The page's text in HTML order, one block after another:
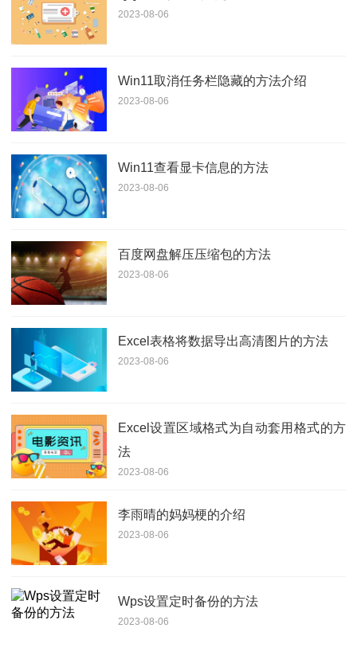
2023-08-06
Win11取消任务栏隐藏的方法介绍
2023-08-06
Win11查看显卡信息的方法
2023-08-06
百度网盘解压压缩包的方法
2023-08-06
Excel表格将数据导出高清图片的方法
2023-08-06
Excel设置区域格式为自动套用格式的方
法
2023-08-06
李雨晴的妈妈梗的介绍
2023-08-06
Wps设置定时备份的方法
2023-08-06